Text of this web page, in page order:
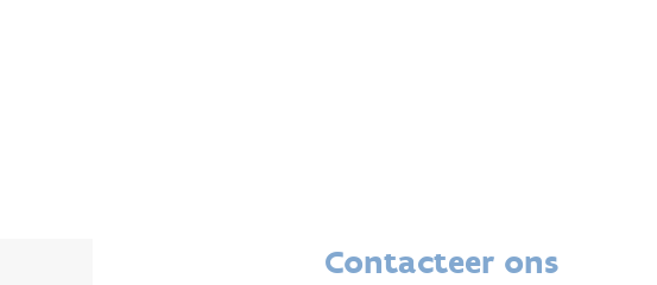
Contacteer ons